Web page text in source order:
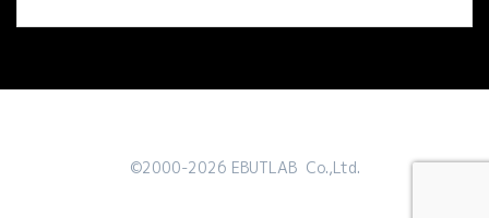
©2000-2026 EBUTLAB Co.,Ltd.